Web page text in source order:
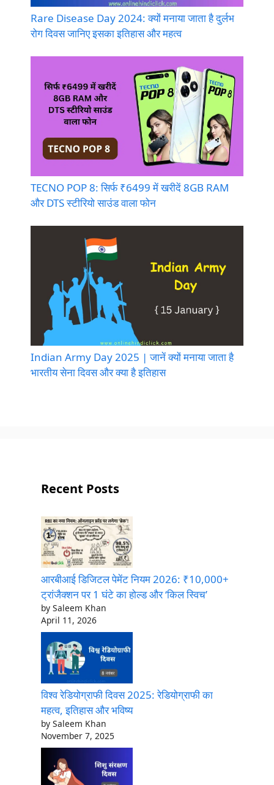
Rare Disease Day 2024: क्यों मनाया जाता है दुर्लभ
रोग दिवस जानिए इसका इतिहास और महत्व
TECNO POP 8: सिर्फ ₹6499 में खरीदें 8GB RAM
और DTS स्टीरियो साउंड वाला फोन
Indian Army Day 2025 | जानें क्यों मनाया जाता है
भारतीय सेना दिवस और क्या है इतिहास
Recent Posts
आरबीआई डिजिटल पेमेंट नियम 2026: ₹10,000+
ट्रांजैक्शन पर 1 घंटे का होल्ड और ‘किल स्विच’
by Saleem Khan
April 11, 2026
विश्व रेडियोग्राफी दिवस 2025: रेडियोग्राफी का
महत्व, इतिहास और भविष्य
by Saleem Khan
November 7, 2025